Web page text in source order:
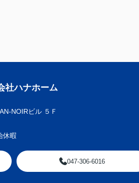
社ハナホーム
NOIRビル ５Ｆ
休暇
047-306-6016